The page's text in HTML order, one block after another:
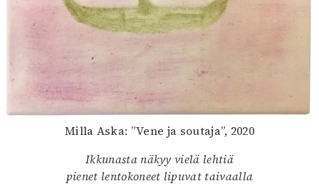
Esitystaide
Arkisto
4/2026
2–3/2026
1/2026
6/2025
5/2025 saame
5/2025
Milla Aska: ”Vene ja soutaja”, 2020
Ikkunasta näkyy vielä lehtiä
pienet lentokoneet lipuvat taivaalla